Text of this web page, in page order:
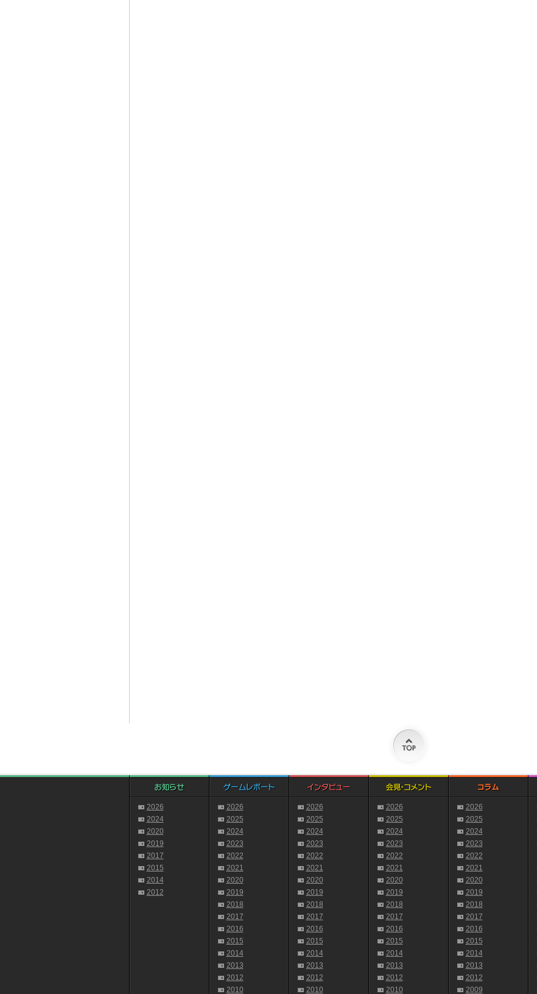
2026
2024
2020
2019
2017
2015
2014
2012
2026
2025
2024
2023
2022
2021
2020
2019
2018
2017
2016
2015
2014
2013
2012
2010
2026
2025
2024
2023
2022
2021
2020
2019
2018
2017
2016
2015
2014
2013
2012
2010
2026
2025
2024
2023
2022
2021
2020
2019
2018
2017
2016
2015
2014
2013
2012
2010
2026
2025
2024
2023
2022
2021
2020
2019
2018
2017
2016
2015
2014
2013
2012
2009